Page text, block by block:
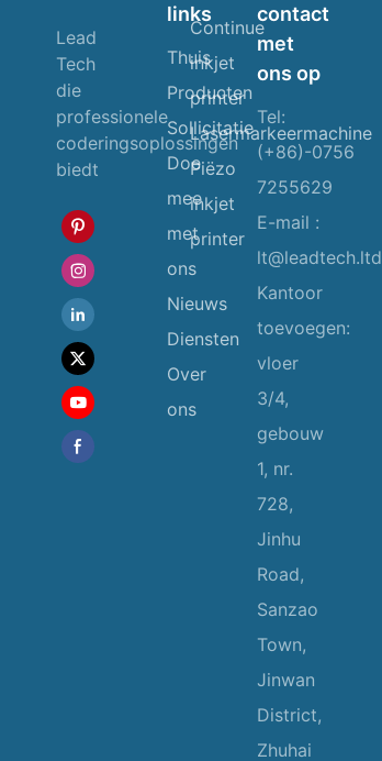
Lead
Tech
die
professionele
coderingsoplossingen
biedt
links
Thuis
Producten
Sollicitatie
Doe
mee
met
ons
Nieuws
Diensten
Over
ons
Continue
inkjet
printer
Lasermarkeermachine
Piëzo
inkjet
printer
contact
met
ons op
Tel:
(+86)-0756
7255629
E-mail :
lt@leadtech.ltd
Kantoor
toevoegen:
vloer
3/4,
gebouw
1, nr.
728,
Jinhu
Road,
Sanzao
Town,
Jinwan
District,
Zhuhai